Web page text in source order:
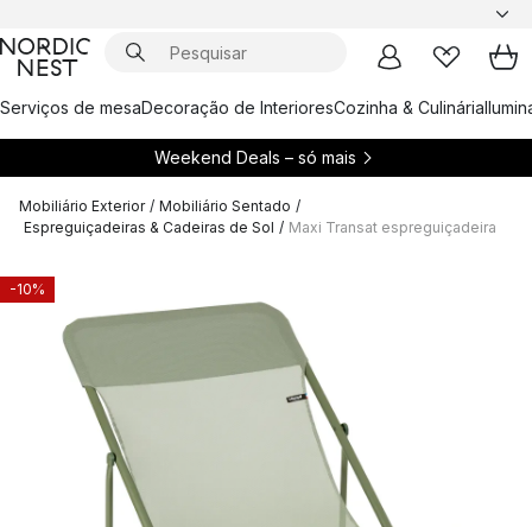
Serviços de mesaDecoração de InterioresCozinha & Culinária
Weekend Deals – só mais
Mobiliário Exterior / Mobiliário Sentado /
Espreguiçadeiras & Cadeiras de Sol / Maxi Transat espreguiçadeira
-10%